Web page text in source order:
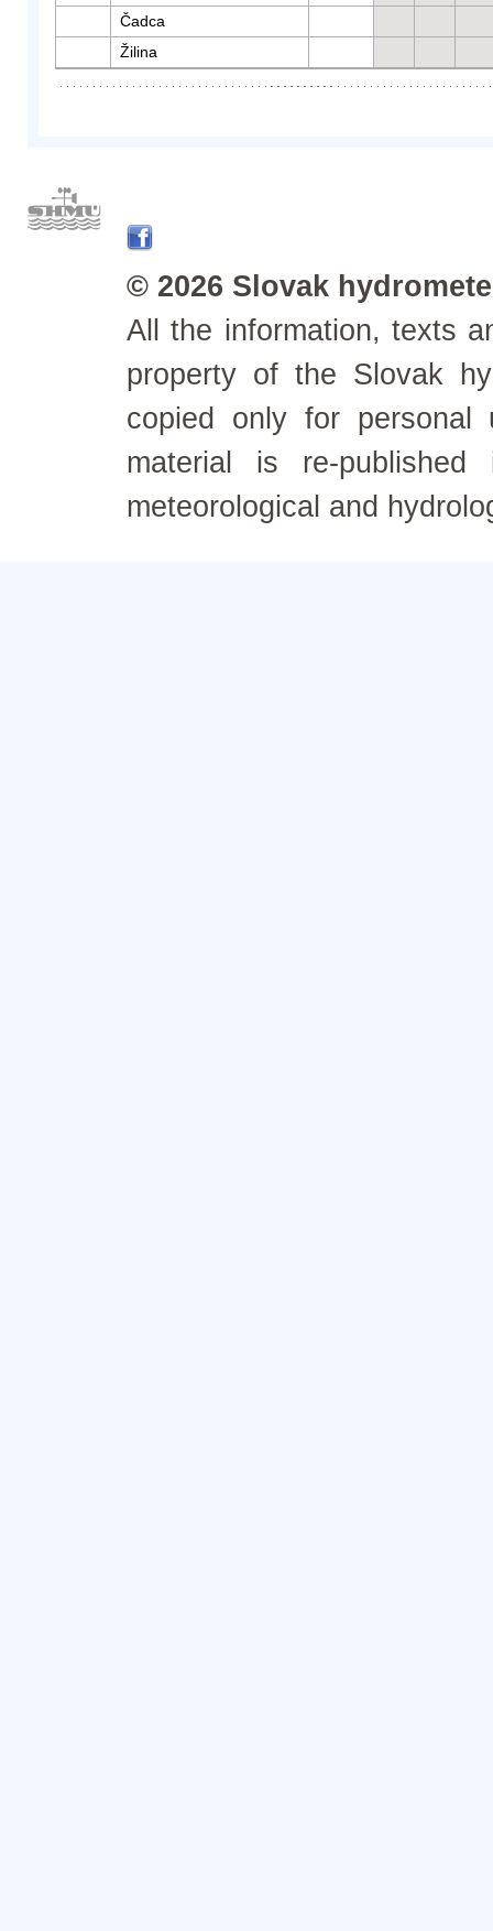
Čadca
Žilina
© 2026 Slovak
All the information, texts
property of the Slovak
copied only for personal
material is re-
meteorological and